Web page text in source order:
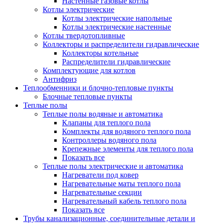
Котлы электрические
Котлы электрические напольные
Котлы электрические настенные
Котлы твердотопливные
Коллекторы и распределители гидравлические
Коллекторы котельные
Распределители гидравлические
Комплектующие для котлов
Антифриз
Теплообменники и блочно-тепловые пункты
Блочные тепловые пункты
Теплые полы
Теплые полы водяные и автоматика
Клапаны для теплого пола
Комплекты для водяного теплого пола
Контроллеры водяного пола
Крепежные элементы для теплого пола
Показать все
Теплые полы электрические и автоматика
Нагреватели под ковер
Нагревательные маты теплого пола
Нагревательные секции
Нагревательный кабель теплого пола
Показать все
Трубы канализационные, соединительные детали и